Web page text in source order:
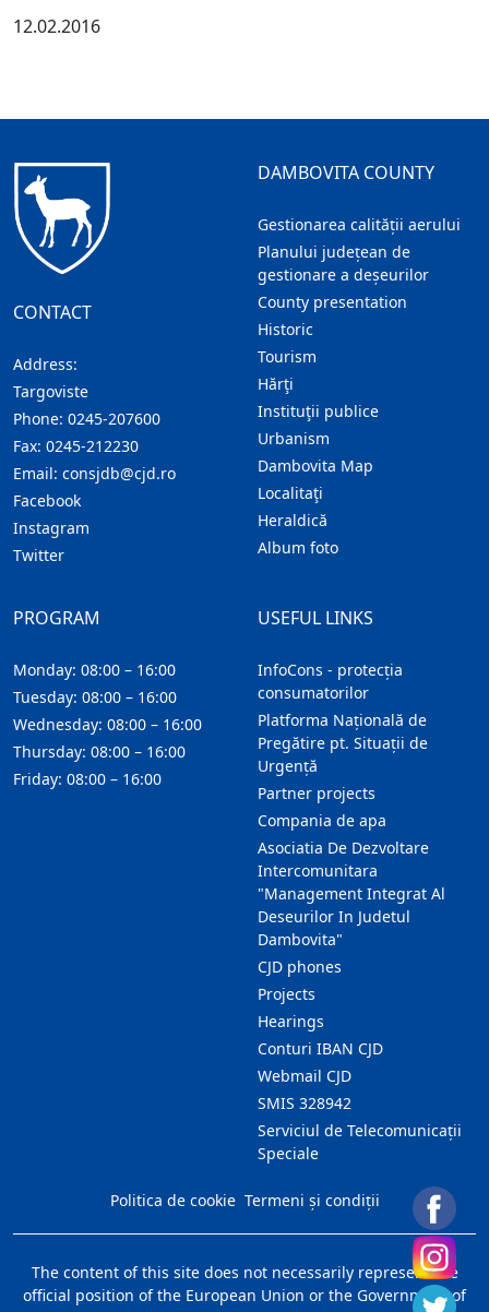
12.02.2016
CONTACT
Address:
Targoviste
Phone: 0245-207600
Fax: 0245-212230
Email: consjdb@cjd.ro
Facebook
Instagram
Twitter
DAMBOVITA COUNTY
Gestionarea calității aerului
Planului județean de
gestionare a deșeurilor
County presentation
Historic
Tourism
Hărţi
Instituţii publice
Urbanism
Dambovita Map
Localitaţi
Heraldică
Album foto
USEFUL LINKS
InfoCons - protecția
consumatorilor
Platforma Națională de
Pregătire pt. Situații de
Urgență
Partner projects
Compania de apa
Asociatia De Dezvoltare
Intercomunitara
"Management Integrat Al
Deseurilor In Judetul
Dambovita"
CJD phones
Projects
Hearings
Conturi IBAN CJD
Webmail CJD
SMIS 328942
Serviciul de Telecomunicații
Speciale
PROGRAM
Monday: 08:00 – 16:00
Tuesday: 08:00 – 16:00
Wednesday: 08:00 – 16:00
Thursday: 08:00 – 16:00
Friday: 08:00 – 16:00
Politica de cookie Termeni și condiții
The content of this site does not necessarily represent the
official position of the European Union or the Government of